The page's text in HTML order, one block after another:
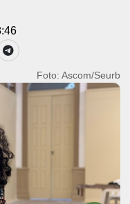
Foto: Ascom/Seurb